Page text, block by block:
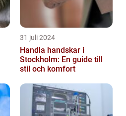
31 juli 2024
Handla handskar i
Stockholm: En guide till
stil och komfort